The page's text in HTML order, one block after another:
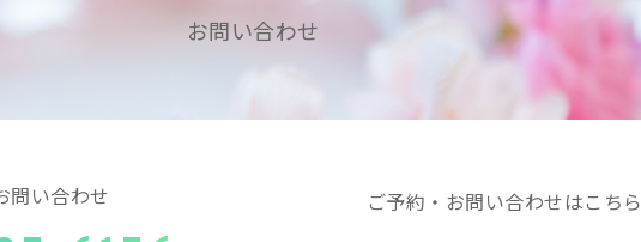
お問い合わせ
問い合わせ ご予約・お問い合わせはこちら